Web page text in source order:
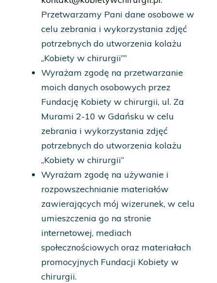
Przetwarzamy Pani dane osobowe w
celu zebrania i wykorzystania zdjęć
potrzebnych do utworzenia kolażu
„Kobiety w chirurgii””
Wyrażam zgodę na przetwarzanie
moich danych osobowych przez
Fundację Kobiety w chirurgii, ul. Za
Murami 2-10 w Gdańsku w celu
zebrania i wykorzystania zdjęć
potrzebnych do utworzenia kolażu
„Kobiety w chirurgii”
Wyrażam zgodę na używanie i
rozpowszechnianie materiałów
zawierających mój wizerunek, w celu
umieszczenia go na stronie
internetowej, mediach
społecznościowych oraz materiałach
promocyjnych Fundacji Kobiety w
chirurgii.